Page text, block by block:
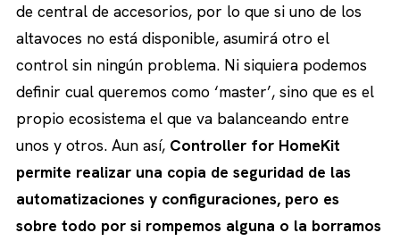
de central de accesorios, por lo que si uno de los
altavoces no está disponible, asumirá otro el
control sin ningún problema. Ni siquiera podemos
definir cual queremos como ‘master’, sino que es el
propio ecosistema el que va balanceando entre
unos y otros. Aun así, Controller for HomeKit
permite realizar una copia de seguridad de las
automatizaciones y configuraciones, pero es
sobre todo por si rompemos alguna o la borramos